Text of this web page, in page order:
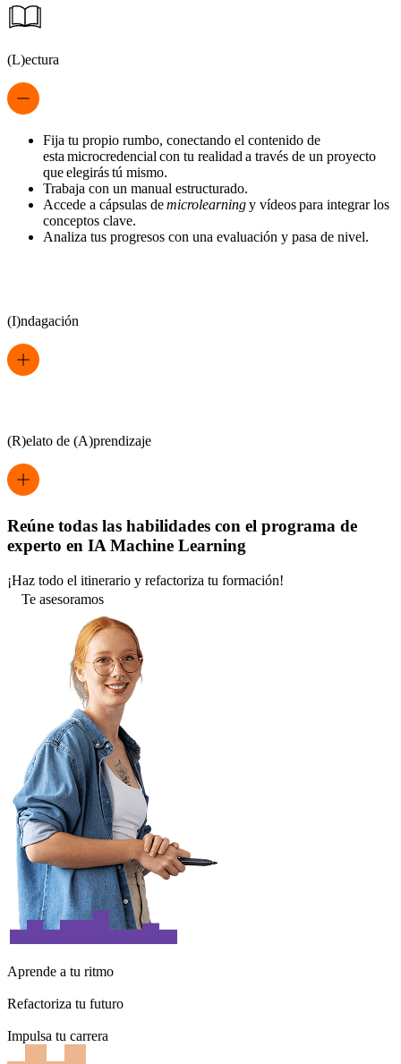
(L)ectura
Fija tu propio rumbo, conectando el contenido de
esta microcredencial con tu realidad a través de un proyecto
que elegirás tú mismo.
Trabaja con un manual estructurado.
Accede a cápsulas demicrolearningy vídeos para integrar los
conceptos clave.
Analiza tus progresos con una evaluación y pasa de nivel.
(I)ndagación
(R)elato de (A)prendizaje
Reúne todas las habilidades con el programa de
experto en IA Machine Learning
¡Haz todo el itinerario y refactoriza tu formación!
Te asesoramos
Aprende a tu ritmo
Refactoriza tu futuro
Impulsa tu carrera